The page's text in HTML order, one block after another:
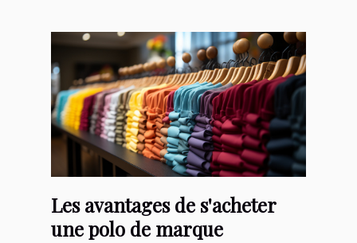
Les avantages de s'acheter
une polo de marque